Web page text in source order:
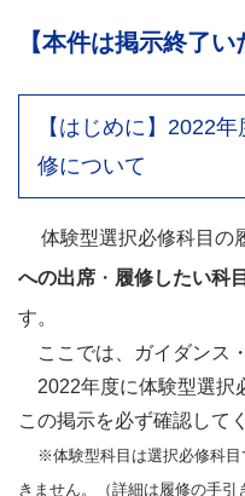
【本件は掲示終了い
【はじめに】2022
修について
体験型選択必修科目の
への出席 ・ 履修したい科
す。
ここでは、ガイダンス
2022年度に体験型選択
この掲示を必ず確認して
※体験型科目は選択必修科
きません。（詳細は履修の手引